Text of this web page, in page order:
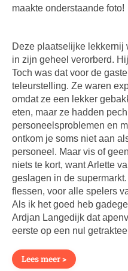
maakte onderstaande foto!
Deze plaatselijke lekkernij
in zijn geheel verorberd.
Toch was dat voor de
teleurstelling. Ze waren
omdat ze een lekker
eten, maar ze hadden
personeelsproblemen en
ontkom je soms niet aan
personeel. Maar vis of
niets te kort, want Arlette
geslagen in de
flessen, voor alle spelers
Als ik het goed heb
Ardjan Langedijk dat
eerste op een nul
Lees meer >